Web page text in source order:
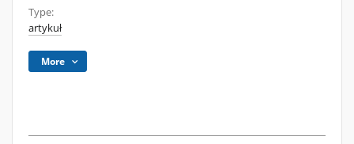
Type:
artykuł
More